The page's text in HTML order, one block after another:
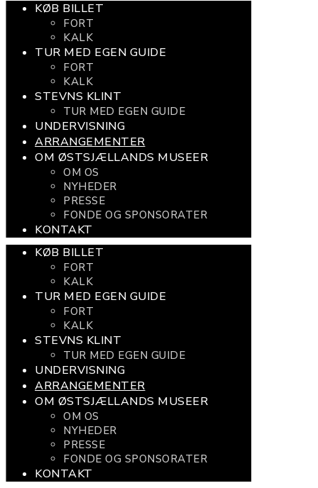
KØB BILLET
FORT
KALK
TUR MED EGEN GUIDE
FORT
KALK
STEVNS KLINT
TUR MED EGEN GUIDE
UNDERVISNING
ARRANGEMENTER
OM ØSTSJÆLLANDS MUSEER
OM OS
NYHEDER
PRESSE
FONDE OG SPONSORATER
KONTAKT
KØB BILLET
FORT
KALK
TUR MED EGEN GUIDE
FORT
KALK
STEVNS KLINT
TUR MED EGEN GUIDE
UNDERVISNING
ARRANGEMENTER
OM ØSTSJÆLLANDS MUSEER
OM OS
NYHEDER
PRESSE
FONDE OG SPONSORATER
KONTAKT